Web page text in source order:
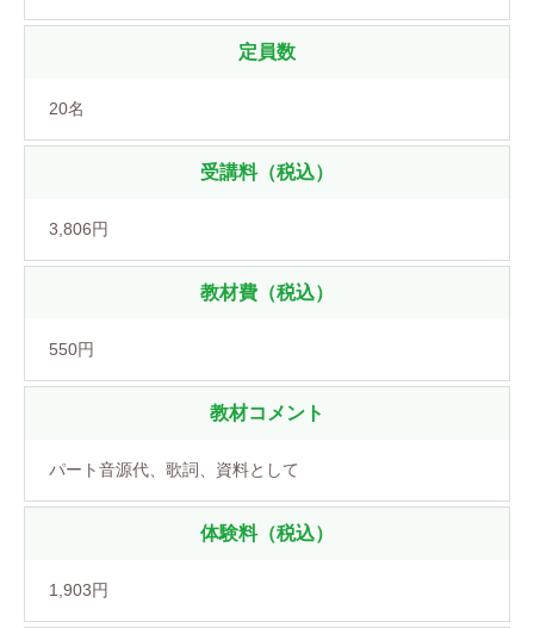
定員数
20名
受講料（税込）
3,806円
教材費（税込）
550円
教材コメント
パート音源代、歌詞、資料として
体験料（税込）
1,903円